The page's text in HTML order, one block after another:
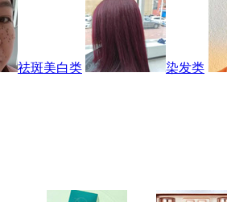
祛斑美白类
染发类